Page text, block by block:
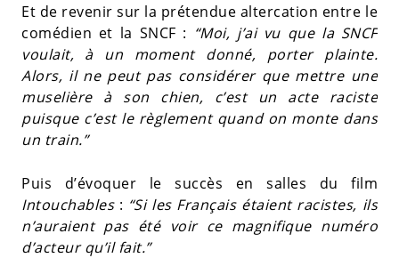
Et de revenir sur la prétendue altercation entre le
comédien et la SNCF : “Moi, j’ai vu que la SNCF
voulait, à un moment donné, porter plainte.
Alors, il ne peut pas considérer que mettre une
muselière à son chien, c’est un acte raciste
puisque c’est le règlement quand on monte dans
un train.”
Puis d’évoquer le succès en salles du film
Intouchables: “Si les Français étaient racistes, ils
n’auraient pas été voir ce magnifique numéro
d’acteur qu’il fait.”